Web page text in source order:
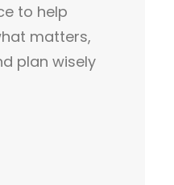
to help
matters,
plan wisely